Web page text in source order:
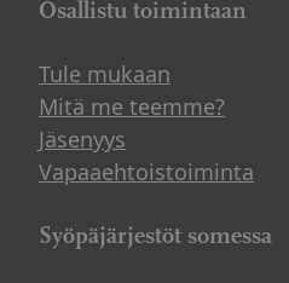
Osallistu toimintaan
Tule mukaan
Mitä me teemme?
Jäsenyys
Vapaaehtoistoiminta
Syöpäjärjestöt somessa